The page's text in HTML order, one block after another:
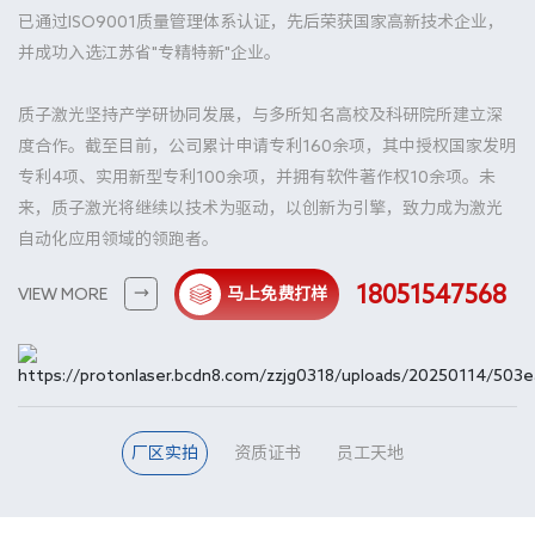
已通过ISO9001质量管理体系认证，先后荣获国家高新技术企业，
并成功入选江苏省"专精特新"企业。
质子激光坚持产学研协同发展，与多所知名高校及科研院所建立深
度合作。截至目前，公司累计申请专利160余项，其中授权国家发明
专利4项、实用新型专利100余项，并拥有软件著作权10余项。未
来，质子激光将继续以技术为驱动，以创新为引擎，致力成为激光
自动化应用领域的领跑者。
VIEW MORE 马上免费打样 18051547568
厂区实拍 资质证书 员工天地